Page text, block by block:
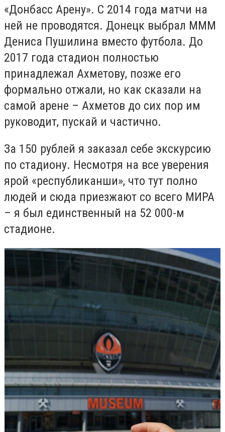
«Донбасс Арену». С 2014 года матчи на
ней не проводятся. Донецк выбрал МММ
Дениса Пушилина вместо футбола. До
2017 года стадион полностью
принадлежал Ахметову, позже его
формально отжали, но как сказали на
самой арене – Ахметов до сих пор им
руководит, пускай и частично.
За 150 рублей я заказал себе экскурсию
по стадиону. Несмотря на все уверения
ярой «республиканши», что тут полно
людей и сюда приезжают со всего МИРА
– я был единственный на 52 000-м
стадионе.